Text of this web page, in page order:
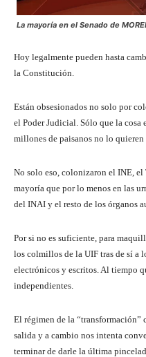
La mayoría en el Senado de
Hoy legalmente pueden hasta
la Constitución.
Están obsesionados no solo por
el Poder Judicial. Sólo que la cosa
millones de paisanos no lo quieren
No solo eso, colonizaron el INE,
mayoría que por lo menos en las
del INAI y el resto de los órganos
Por si no es suficiente, para
los colmillos de la UIF tras de sí a
electrónicos y escritos. Al tiempo
independientes.
El régimen de la “transformación”
salida y a cambio nos intenta
terminar de darle la última